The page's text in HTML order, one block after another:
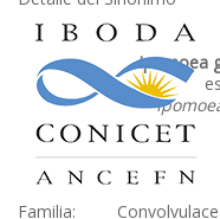
Ipomoea
Familia: